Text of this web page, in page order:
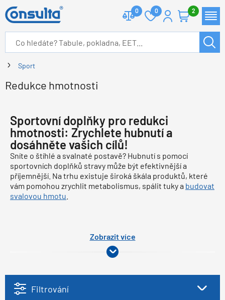
0 0 2
Sport
Redukce hmotnosti
Sportovní doplňky pro redukci
hmotnosti: Zrychlete hubnutí a
dosáhněte vašich cílů!
Sníte o štíhlé a svalnaté postavě? Hubnutí s pomocí
sportovních doplňků stravy může být efektivnější a
příjemnější. Na trhu existuje široká škála produktů, které
vám pomohou zrychlit metabolismus, spálit tuky a budovat
svalovou hmotu
Zobrazit více
Filtrování